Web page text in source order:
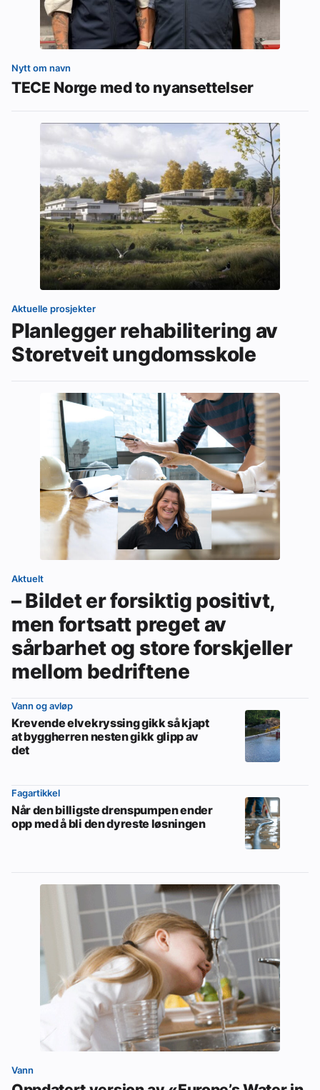
Nytt om navn
TECE Norge med to nyansettelser
Aktuelle prosjekter
Planlegger rehabilitering av
Storetveit ungdomsskole
Aktuelt
– Bildet er forsiktig positivt,
men fortsatt preget av
sårbarhet og store forskjeller
mellom bedriftene
Vann og avløp
Krevende elvekryssing gikk så kjapt
at byggherren nesten gikk glipp av
det
Fagartikkel
Når den billigste drenspumpen ender
opp med å bli den dyreste løsningen
Vann